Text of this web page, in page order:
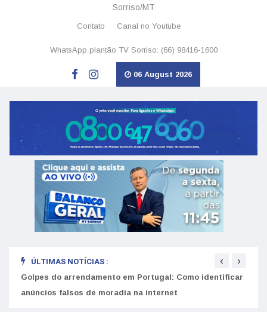
Sorriso/MT
Contato Canal no Youtube
WhatsApp plantão TV Sorriso: (66) 98416-1600
06 August 2026
ÚLTIMAS NOTÍCIAS :
Golpes do arrendamento em Portugal: Como identificar
anúncios falsos de moradia na internet
‹ ›